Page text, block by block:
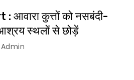
कुत्तों को नसबंदी-
स्थलों से छोड़ें
Admin